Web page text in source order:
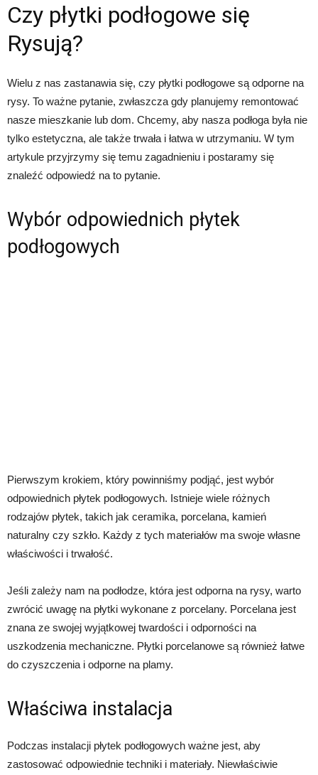
Czy płytki podłogowe się
Rysują?
Wielu z nas zastanawia się, czy płytki podłogowe są odporne na
rysy. To ważne pytanie, zwłaszcza gdy planujemy remontować
nasze mieszkanie lub dom. Chcemy, aby nasza podłoga była nie
tylko estetyczna, ale także trwała i łatwa w utrzymaniu. W tym
artykule przyjrzymy się temu zagadnieniu i postaramy się
znaleźć odpowiedź na to pytanie.
Wybór odpowiednich płytek
podłogowych
Pierwszym krokiem, który powinniśmy podjąć, jest wybór
odpowiednich płytek podłogowych. Istnieje wiele różnych
rodzajów płytek, takich jak ceramika, porcelana, kamień
naturalny czy szkło. Każdy z tych materiałów ma swoje własne
właściwości i trwałość.
Jeśli zależy nam na podłodze, która jest odporna na rysy, warto
zwrócić uwagę na płytki wykonane z porcelany. Porcelana jest
znana ze swojej wyjątkowej twardości i odporności na
uszkodzenia mechaniczne. Płytki porcelanowe są również łatwe
do czyszczenia i odporne na plamy.
Właściwa instalacja
Podczas instalacji płytek podłogowych ważne jest, aby
zastosować odpowiednie techniki i materiały. Niewłaściwie